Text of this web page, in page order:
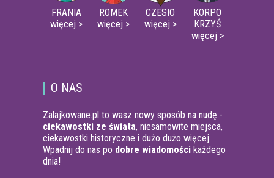
FRANIA
więcej >
ROMEK
więcej >
CZESIO
więcej >
KORPO
KRZYŚ
więcej >
O NAS
Zalajkowane.pl to wasz nowy sposób na nudę -
ciekawostki ze świata, niesamowite miejsca,
ciekawostki historyczne i dużo dużo więcej.
Wpadnij do nas po dobre wiadomości każdego
dnia!